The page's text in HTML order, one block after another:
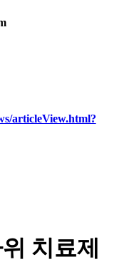
articleView.html?
치료제